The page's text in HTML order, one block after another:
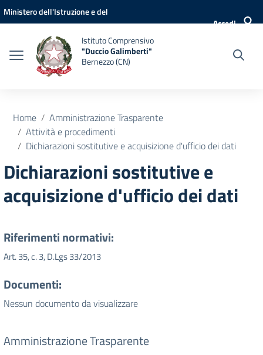
Vai ai contenuti
Vai al menu di navigazione
Vai al footer
Ministero dell'Istruzione e del
Accedi
Istituto Comprensivo
"Duccio Galimberti"
Bernezzo (CN)
Home
Amministrazione Trasparente
Attività e procedimenti
Dichiarazioni sostitutive e acquisizione d'ufficio dei dati
Dichiarazioni sostitutive e
acquisizione d'ufficio dei dati
Riferimenti normativi:
Art. 35, c. 3, D.Lgs 33/2013
Documenti:
Nessun documento da visualizzare
Amministrazione Trasparente